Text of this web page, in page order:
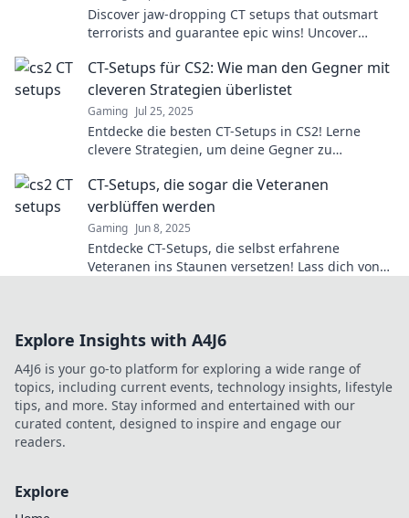
Discover jaw-dropping CT setups that outsmart
terrorists and guarantee epic wins! Uncover
CT-Setups für CS2: Wie man den Gegner mit
cleveren Strategien überlistet
Gaming Jul 25, 2025
Entdecke die besten CT-Setups in CS2! Lerne
clevere Strategien, um deine Gegner zu
CT-Setups, die sogar die Veteranen
verblüffen werden
Gaming Jun 8, 2025
Entdecke CT-Setups, die selbst erfahrene
Veteranen ins Staunen versetzen! Lass dich von
Explore Insights with A4J6
A4J6 is your go-to platform for exploring a wide range of
topics, including current events, technology insights, lifestyle
tips, and more. Stay informed and entertained with our
curated content, designed to inspire and engage our
readers.
Explore